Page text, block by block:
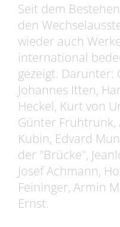
Seit dem
den
wieder auch
international
gezeigt. Darunter:
Johannes Itten,
Heckel, Kurt von
Günter Fruhtrunk,
Kubin, Edvard
der "Brücke",
Josef Achmann,
Feininger, Armin
Ernst.